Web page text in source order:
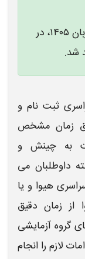
، در
شد.
ثبت نام و
زمان مشخص
به چینش و
داوطلبان می
هیوا و یا
زمان دقیق
گروه آزمایشی
لازم را انجام